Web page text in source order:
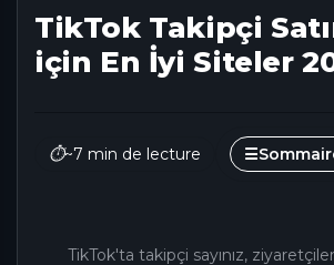
TikTok Takipçi
için En İyi Siteler
⏱~7 min de lecture ☰
TikTok'ta takipçi sayınız,